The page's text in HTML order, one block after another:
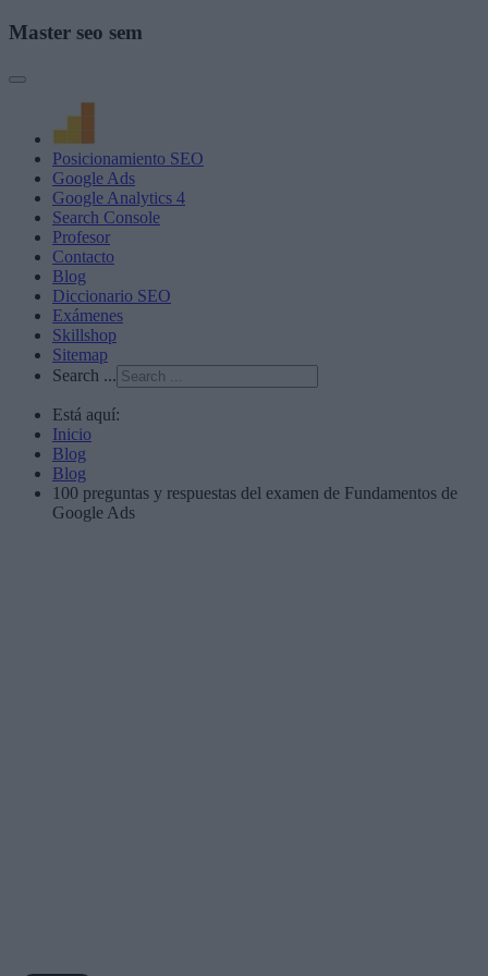
Master seo sem
Posicionamiento SEO
Google Ads
Google Analytics 4
Search Console
Profesor
Contacto
Blog
Diccionario SEO
Exámenes
Skillshop
Sitemap
Search ...
Está aquí:
Inicio
Blog
Blog
100 preguntas y respuestas del examen de Fundamentos de
Google Ads